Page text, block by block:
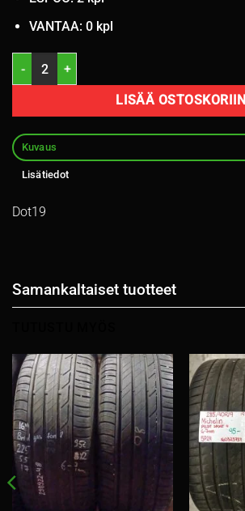
VANTAA: 0 kpl
235/55R18 Nokian kesä 4mm / 5P20 määrä
LISÄÄ OSTOSKORIIN
Kuvaus
Lisätiedot
Dot19
Samankaltaiset tuotteet